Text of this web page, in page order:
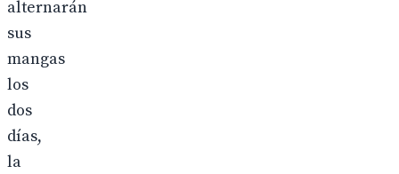
alternarán
sus
mangas
los
dos
días,
la